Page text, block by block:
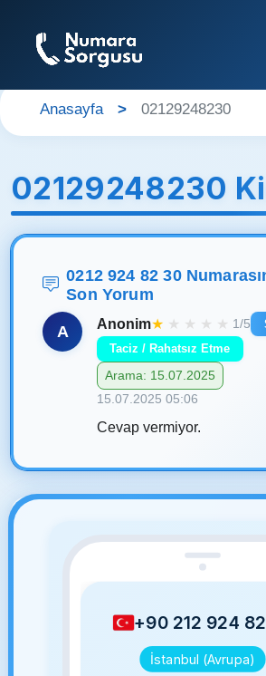
Anasayfa 02129248230
02129248230
0212 924 82 30
Son Yorum
A Anonim★ ★ ★ ★ ★ 1/5
Taciz / Rahatsız Etme
Arama: 15.07.2025
15.07.2025 05:06
Cevap vermiyor.
+90 212 924
İstanbul (Avrupa)